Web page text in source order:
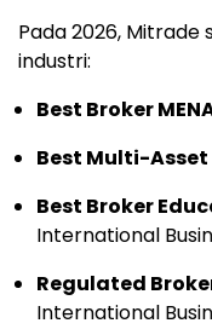
Pada 2026,
industri:
Best Broker
Best Multi-
Best Broker
International
Regulated
International